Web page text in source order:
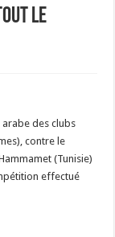
le
arabe des clubs
contre le
(Tunisie)
effectué